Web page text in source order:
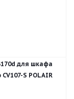
для шкафа
S POLAIR